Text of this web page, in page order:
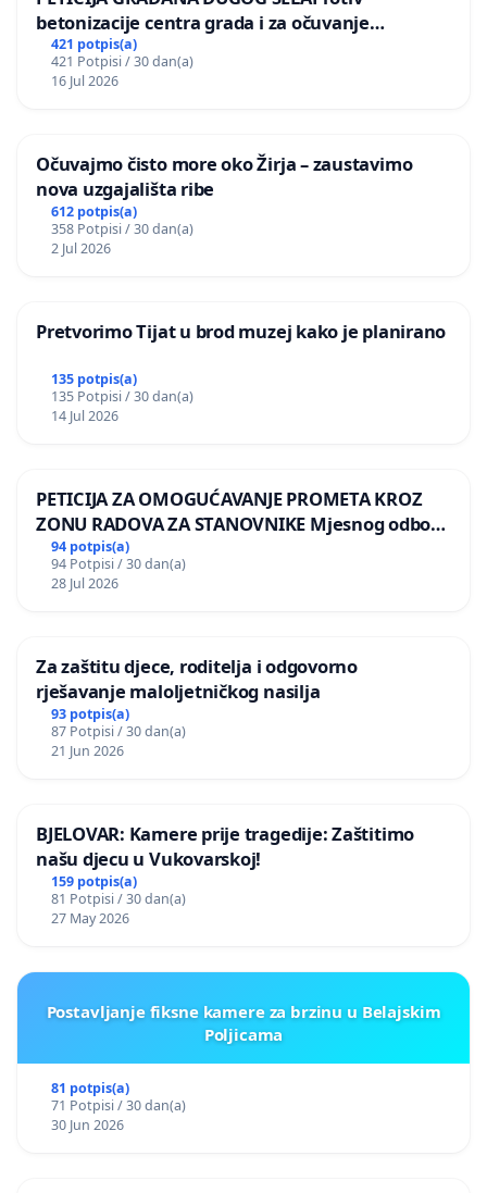
donijeti željeni rezultat i napredno društvo kakvo
želimo, zaslužujemo i možemo imati!
betonizacije centra grada i za očuvanje
postojećih zelenih površina i odraslih stabala pri
donošenju izmjena urbanističkog plana
421 potpis(a)
421 Potpisi / 30 dan(a)
16 Jul 2026
Očuvajmo čisto more oko Žirja – zaustavimo
nova uzgajališta ribe
612 potpis(a)
358 Potpisi / 30 dan(a)
2 Jul 2026
Pretvorimo Tijat u brod muzej kako je planirano
135 potpis(a)
135 Potpisi / 30 dan(a)
14 Jul 2026
PETICIJA ZA OMOGUĆAVANJE PROMETA KROZ
ZONU RADOVA ZA STANOVNIKE Mjesnog odbora
Kamensko i Lemić Brdo
94 potpis(a)
94 Potpisi / 30 dan(a)
28 Jul 2026
Za zaštitu djece, roditelja i odgovorno
rješavanje maloljetničkog nasilja
93 potpis(a)
87 Potpisi / 30 dan(a)
21 Jun 2026
BJELOVAR: Kamere prije tragedije: Zaštitimo
našu djecu u Vukovarskoj!
159 potpis(a)
81 Potpisi / 30 dan(a)
27 May 2026
Postavljanje fiksne kamere za brzinu u Belajskim
Poljicama
81 potpis(a)
71 Potpisi / 30 dan(a)
30 Jun 2026